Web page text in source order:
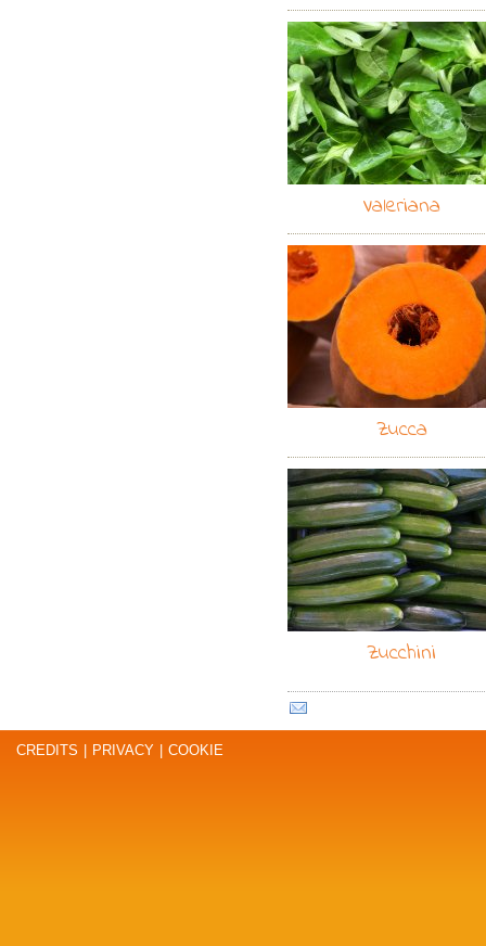
Valeriana
Zucca
Zucchini
CREDITS PRIVACY COOKIE